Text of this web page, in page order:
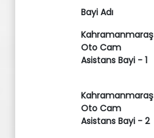
Bayi Adı
Kahramanmaraş
Oto Cam
Asistans Bayi - 1
Kahramanmaraş
Oto Cam
Asistans Bayi - 2